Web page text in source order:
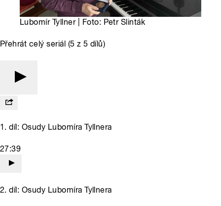
Lubomír Tyllner | Foto: Petr Slinták
Přehrát celý seriál (5 z 5 dílů)
1. díl: Osudy Lubomíra Tyllnera
27:39
2. díl: Osudy Lubomíra Tyllnera